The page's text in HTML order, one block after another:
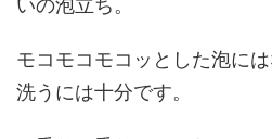
モコモコモコッとした泡に
洗うには十分です。